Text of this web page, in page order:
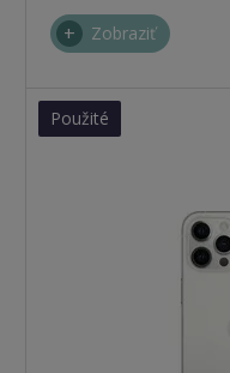
Zobraziť
Použité